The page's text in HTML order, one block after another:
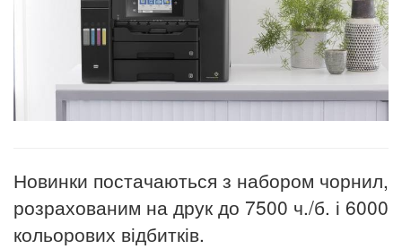
Новинки постачаються з набором чорнил,
розрахованим на друк до 7500 ч./б. і 6000
кольорових відбитків.